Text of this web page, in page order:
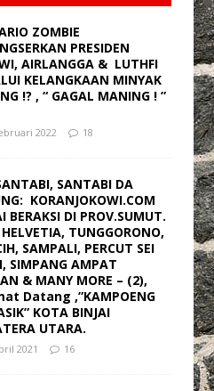
ZOMBIE
PRESIDEN
AIRLANGGA & LUTHFI
KELANGKAAN MINYAK
!? , “ GAGAL MANING ! ”
2022 18
SANTABI DA
KORANJOKOWI.COM
BERAKSI DI PROV.SUMUT.
HELVETIA, TUNGGORONO,
SAMPALI, PERCUT SEI
SIMPANG AMPAT
& MANY MORE – (2),
Datang ,”KAMPOENG
KOTA BINJAI
UTARA.
2021 16